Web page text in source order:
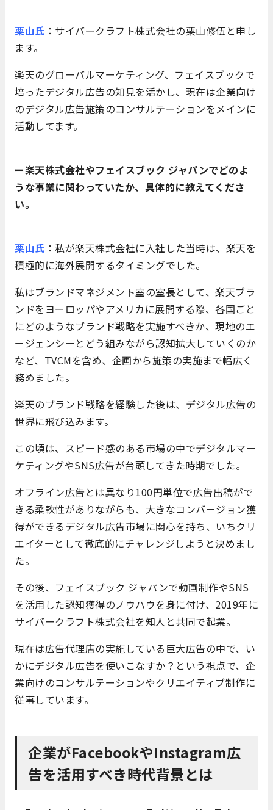
栗山氏 ：サイバークラフト株式会社の栗山修伍と申し
ます。
楽天のグローバルマーケティング、フェイスブックで
培ったデジタル広告の知見を活かし、現在は企業向け
のデジタル広告施策のコンサルテーションをメインに
活動してます。
ー楽天株式会社やフェイスブック ジャパンでどのよ
うな事業に関わっていたか、具体的に教えてくださ
い。
栗山氏 ：私が楽天株式会社に入社した当時は、楽天を
積極的に海外展開するタイミングでした。
私はブランドマネジメント室の室長として、楽天ブラ
ンドをヨーロッパやアメリカに展開する際、各国ごと
にどのようなブランド戦略を実施すべきか、現地のエ
ージェンシーとどう組みながら認知拡大していくのか
など、TVCMを含め、企画から施策の実施まで幅広く
務めました。
楽天のブランド戦略を経験した後は、デジタル広告の
世界に飛び込みます。
この頃は、スピード感のある市場の中でデジタルマー
ケティングやSNS広告が台頭してきた時期でした。
オフライン広告とは異なり100円単位で広告出稿がで
きる柔軟性がありながらも、大きなコンバージョン獲
得ができるデジタル広告市場に関心を持ち、いちクリ
エイターとして徹底的にチャレンジしようと決めまし
た。
その後、フェイスブック ジャパンで動画制作やSNS
を活用した認知獲得のノウハウを身に付け、2019年に
サイバークラフト株式会社を知人と共同で起業。
現在は広告代理店の実施している巨大広告の中で、い
かにデジタル広告を使いこなすか？という視点で、企
業向けのコンサルテーションやクリエイティブ制作に
従事しています。
企業がFacebookやInstagram広
告を活用すべき時代背景とは